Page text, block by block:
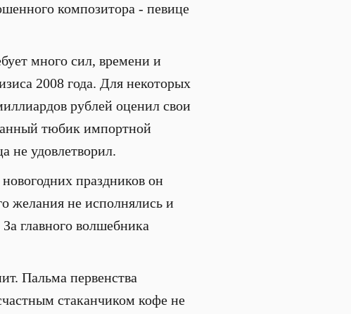
композитора - певице
много сил, времени и
2008 года. Для некоторых
рублей оценил свои
тюбик импортной
не удовлетворил.
праздников он
желания не исполнялись и
главного волшебника
Пальма первенства
стаканчиком кофе не